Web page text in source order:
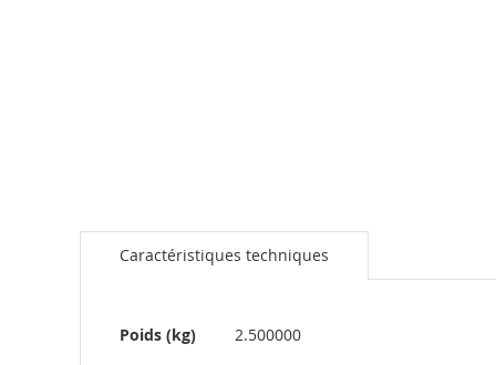
Caractéristiques techniques
Plus
d’information
Poids (kg) 2.500000